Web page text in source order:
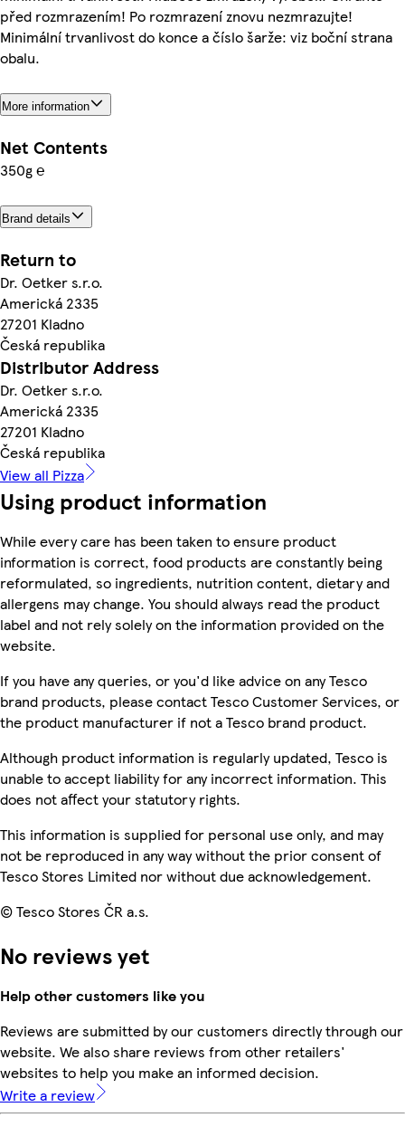
před rozmrazením! Po rozmrazení znovu nezmrazujte!
Minimální trvanlivost do konce a číslo šarže: viz boční strana
obalu.
More information
Net Contents
350g ℮
Brand details
Return to
Dr. Oetker s.r.o.
Americká 2335
27201 Kladno
Česká republika
Distributor Address
Dr. Oetker s.r.o.
Americká 2335
27201 Kladno
Česká republika
View all Pizza
Using product information
While every care has been taken to ensure product
information is correct, food products are constantly being
reformulated, so ingredients, nutrition content, dietary and
allergens may change. You should always read the product
label and not rely solely on the information provided on the
website.
If you have any queries, or you'd like advice on any Tesco
brand products, please contact Tesco Customer Services, or
the product manufacturer if not a Tesco brand product.
Although product information is regularly updated, Tesco is
unable to accept liability for any incorrect information. This
does not affect your statutory rights.
This information is supplied for personal use only, and may
not be reproduced in any way without the prior consent of
Tesco Stores Limited nor without due acknowledgement.
© Tesco Stores ČR a.s.
No reviews yet
Help other customers like you
Reviews are submitted by our customers directly through our
website. We also share reviews from other retailers'
websites to help you make an informed decision.
Write a review